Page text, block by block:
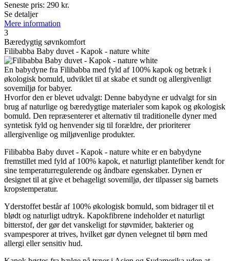
Seneste pris: 290 kr.
Se detaljer
Mere information
3
Bæredygtig søvnkomfort
Filibabba Baby duvet - Kapok - nature white
En babydyne fra Filibabba med fyld af 100% kapok og betræk i
økologisk bomuld, udviklet til at skabe et sundt og allergivenligt
sovemiljø for babyer.
Hvorfor den er blevet udvalgt: Denne babydyne er udvalgt for sin
brug af naturlige og bæredygtige materialer som kapok og økologisk
bomuld. Den repræsenterer et alternativ til traditionelle dyner med
syntetisk fyld og henvender sig til forældre, der prioriterer
allergivenlige og miljøvenlige produkter.
Filibabba Baby duvet - Kapok - nature white er en babydyne
fremstillet med fyld af 100% kapok, et naturligt plantefiber kendt for
sine temperaturregulerende og åndbare egenskaber. Dynen er
designet til at give et behageligt sovemiljø, der tilpasser sig barnets
kropstemperatur.
Yderstoffet består af 100% økologisk bomuld, som bidrager til et
blødt og naturligt udtryk. Kapokfibrene indeholder et naturligt
bitterstof, der gør det vanskeligt for støvmider, bakterier og
svampesporer at trives, hvilket gør dynen velegnet til børn med
allergi eller sensitiv hud.